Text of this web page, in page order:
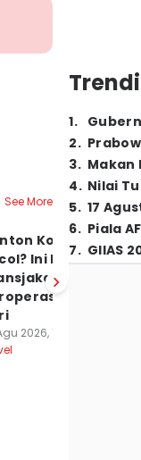
See More
Konser di
Ini Rute
yang
Dini
2026, 14:30 WIB
1.
2.
3. Makan
4. Nilai
5. 17
6. Piala
7. GIIAS